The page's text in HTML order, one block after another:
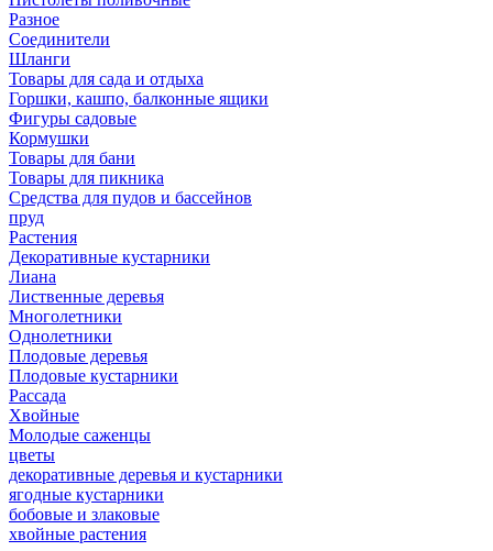
Разное
Соединители
Шланги
Товары для сада и отдыха
Горшки, кашпо, балконные ящики
Фигуры садовые
Кормушки
Товары для бани
Товары для пикника
Средства для пудов и бассейнов
пруд
Растения
Декоративные кустарники
Лиана
Лиственные деревья
Многолетники
Однолетники
Плодовые деревья
Плодовые кустарники
Рассада
Хвойные
Молодые саженцы
цветы
декоративные деревья и кустарники
ягодные кустарники
бобовые и злаковые
хвойные растения